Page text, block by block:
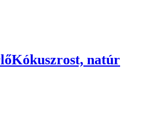
Kókuszrost, natúr